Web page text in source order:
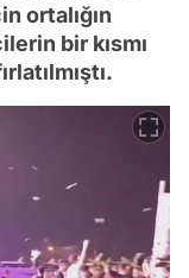
ortalığın
bir kısmı